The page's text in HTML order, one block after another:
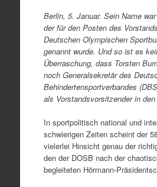
Berlin, 5. Januar. Sein Name
der für den Posten des
Deutschen Olympischen
genannt wurde. Und so ist es
Überraschung, dass Torsten
noch Generalsekretär des
Behindertensportverbandes
als Vorstandsvorsitzender in
In sportpolitisch national und
schwierigen Zeiten scheint der
vielerlei Hinsicht genau der
den der DOSB nach der
begleiteten Hörmann-